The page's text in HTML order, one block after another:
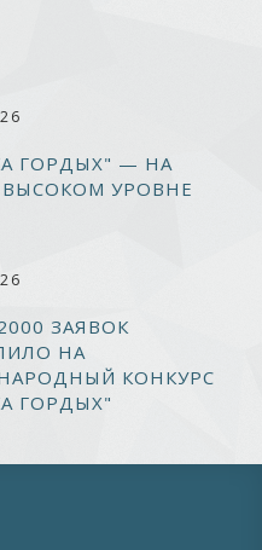
ГОРДЫХ" — НА
УРОВНЕ
ЗАЯВОК
НА
КОНКУРС
ГОРДЫХ"